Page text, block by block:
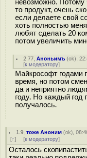
невозможно. Потому
то продукт, очень
если делаете свой
хоть полностью
любят сделать 20
потом увеличить
2.77 ,Аноньимъ (ok),
[к модератору]
Майкрософт годами
время, но потом
да и неприятно
году. Но каждый год
получалось.
1.9 ,тоже Аноним (ok),
[↑] [к модератору]
Осталось